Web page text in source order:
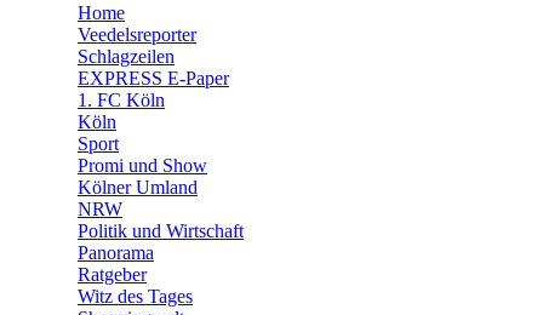
🛒 Shoppingwelt
Home
Veedelsreporter
Schlagzeilen
EXPRESS E-Paper
1. FC Köln
Köln
Sport
Promi und Show
Kölner Umland
NRW
Politik und Wirtschaft
Panorama
Ratgeber
Witz des Tages